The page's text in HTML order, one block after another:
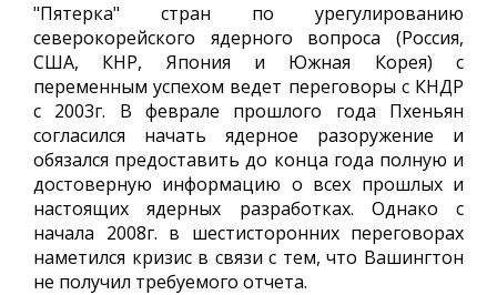
"Пятерка" стран по урегулированию
северокорейского ядерного вопроса (Россия,
США, КНР, Япония и Южная Корея) с
переменным успехом ведет переговоры с КНДР
с 2003г. В феврале прошлого года Пхеньян
согласился начать ядерное разоружение и
обязался предоставить до конца года полную и
достоверную информацию о всех прошлых и
настоящих ядерных разработках. Однако с
начала 2008г. в шестисторонних переговорах
наметился кризис в связи с тем, что Вашингтон
не получил требуемого отчета.